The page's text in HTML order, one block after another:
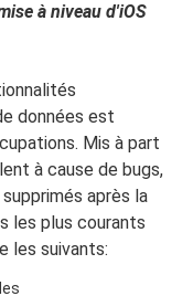
à niveau d'iOS
données est
Mis à part
à cause de bugs,
après la
les plus courants
les suivants: